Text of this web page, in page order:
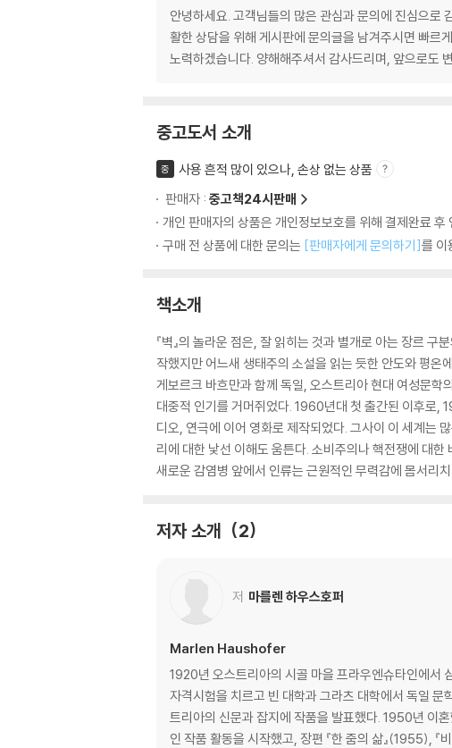
안녕하세요. 고객님들의 많은 관심과 문의에 진심으로
활한 상담을 위해 게시판에 문의글을 남겨주시면 빠르
노력하겠습니다. 양해해주셔서 감사드리며, 앞으로도
중고도서 소개
중
사용 흔적 많이 있으나, 손상 없는 상품
판매자 : 중고책24시판매
개인 판매자의 상품은 개인정보보호를 위해 결제완료 후
구매 전 상품에 대한 문의는 [판매자에게 문의하기]를 이
책소개
『벽』의 놀라운 점은, 잘 읽히는 것과 별개로 아는 장르
작했지만 어느새 생태주의 소설을 읽는 듯한 안도와 평
게보르크 바흐만과 함께 독일, 오스트리아 현대 여성문
대중적 인기를 거머쥐었다. 1960년대 첫 출간된 이후로,
디오, 연극에 이어 영화로 제작되었다. 그사이 이 세계는
리에 대한 낯선 이해도 움튼다. 소비주의나 핵전쟁에 대
새로운 감염병 앞에서 인류는 근원적인 무력감에 몸서리
저자 소개 2
저 마를렌 하우스호퍼
Marlen Haushofer
1920년 오스트리아의 시골 마을 프라우엔슈타인에서
자격시험을 치르고 빈 대학과 그라츠 대학에서 독일
트리아의 신문과 잡지에 작품을 발표했다. 1950년 이
인 작품 활동을 시작했고, 장편 『한 줌의 삶』(1955), 『